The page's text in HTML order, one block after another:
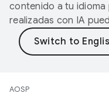
contenido a tu
realizadas con IA
AOSP